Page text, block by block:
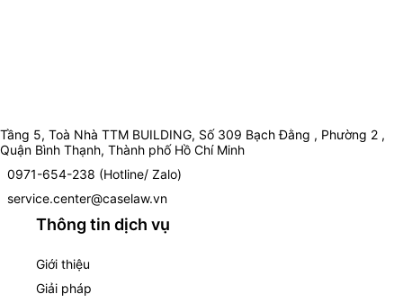
Tầng 5, Toà Nhà TTM BUILDING, Số 309 Bạch Đằng , Phường 2 ,
Quận Bình Thạnh, Thành phố Hồ Chí Minh
0971-654-238 (Hotline/ Zalo)
service.center@caselaw.vn
Thông tin dịch vụ
Giới thiệu
Giải pháp